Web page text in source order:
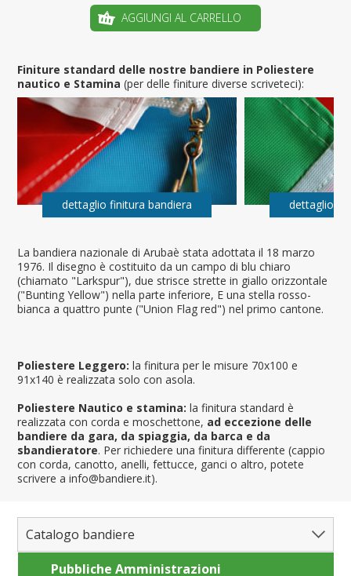
La bandiera nazionale di Arubaè stata adottata il 18 marzo
1976. Il disegno è costituito da un campo di blu chiaro
(chiamato "Larkspur"), due strisce strette in giallo orizzontale
("Bunting Yellow") nella parte inferiore, E una stella rosso-
bianca a quattro punte ("Union Flag red") nel primo cantone.
Poliestere Leggero: la finitura per le misure 70x100 e
91x140 è realizzata solo con asola.
Poliestere Nautico e stamina: la finitura standard è
realizzata con corda e moschettone, ad eccezione delle
bandiere da gara, da spiaggia, da barca e da
sbandieratore. Per richiedere una finitura differente (cappio
con corda, canotto, anelli, fettucce, ganci o altro, potete
scrivere a info@bandiere.it).
AGGIUNGI AL CARRELLO
Finiture standard delle nostre bandiere in Poliestere
nautico e Stamina(per delle finiture diverse scriveteci):
dettaglio finitura bandiera dettaglio
Catalogo bandiere
Bandiere del Mondo
Pubbliche Amministrazioni